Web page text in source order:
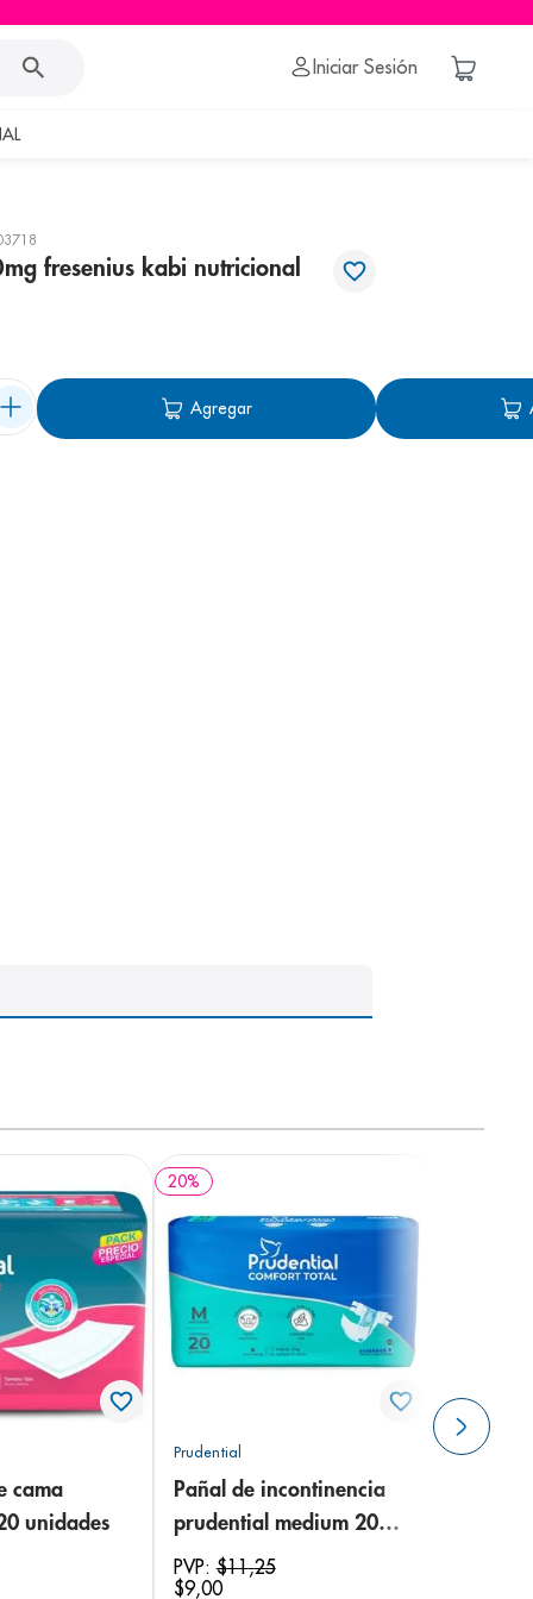
Iniciar Sesión
fresenius kabi nutricional
Agregar
cama
unidades
20%
Prudential
Pañal de incontinencia
prudential medium 20
unidades
PVP:$11,25
$9,00